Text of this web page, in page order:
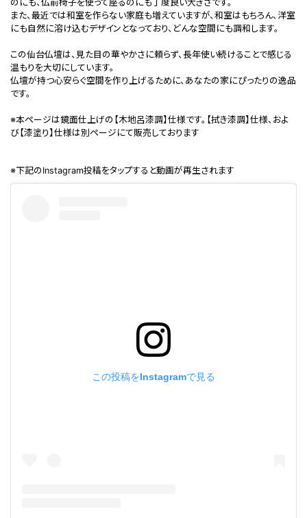
のにも、仏前椅子を使って座るのにも丁度良い大きさです。
また、最近では和室を作らない家庭も増えていますが、和室はもちろん、洋室
にも自然に溶け込むデザインとなっており、どんな空間にも調和します。
この仙台仏壇は、見た目の華やかさに頼らず、長年使い続けることで感じる
温もりを大切にしています。
仏壇が持つ心安らぐ空間を作り上げるために、あなたの家にぴったりの逸品
です。
※本ページは鏡面仕上げの【木地呂漆調】仕様です。【拭き漆調】仕様、およ
び【漆塗り】仕様は別ページにて販売しております
※下記のInstagram投稿をタップすると動画が再生されます
この投稿をInstagramで見る